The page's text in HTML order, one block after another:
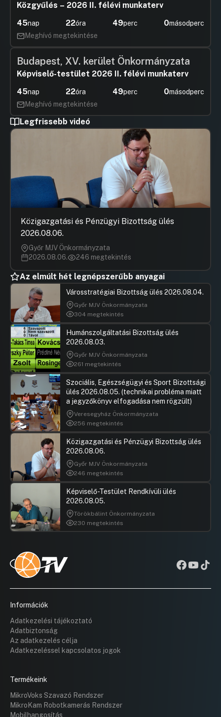
Közgyűlés – 2026 II. félévi munkaterv
45nap 22óra 49perc 0másodperc
Meghívó megtekintése
Budapest, XV. kerület Önkormányzata
Képviselő-testület 2026 II. félévi munkaterv
45nap 22óra 49perc 0másodperc
Meghívó megtekintése
Legfrissebb videó
Közigazgatási és Pénzügyi Bizottság ülés
2026.08.06.
Győr MJV Önkormányzata
2026.08.06.
246 megtekintés
Az elmúlt hét legnépszerűbb anyagai
Városstratégiai Bizottság ülés 2026.08.04.
Győr MJV Önkormányzata
304 megtekintés
Humánszolgáltatási Bizottság ülés
2026.08.03.
Győr MJV Önkormányzata
261 megtekintés
Szociális, Egészségügyi és Sport Bizottsági
ülés 2026.08.05. (technikai probléma miatt
a jegyzőkönyv elfogadása nem rögzült)
Veresegyház Önkormányzata
256 megtekintés
Közigazgatási és Pénzügyi Bizottság ülés
2026.08.06.
Győr MJV Önkormányzata
246 megtekintés
Képviselő-Testület Rendkívüli ülés
2026.08.05.
Törökbálint Önkormányzata
230 megtekintés
Információk
Adatkezelési tájékoztató
Adatbiztonság
Az adatkezelés célja
Adatkezeléssel kapcsolatos jogok
Termékeink
MikroVoks Szavazó Rendszer
MikroKam Robotkamerás Rendszer
Mobilhangosítás